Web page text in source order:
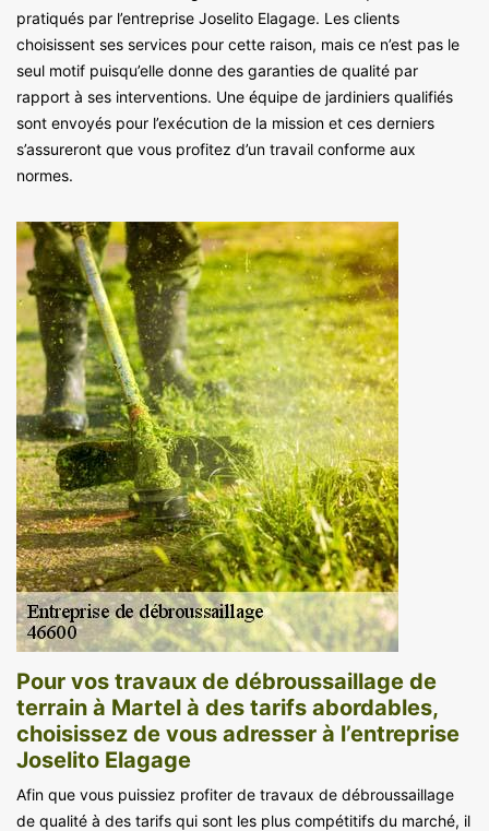
pratiqués par l’entreprise Joselito Elagage. Les clients
choisissent ses services pour cette raison, mais ce n’est pas le
seul motif puisqu’elle donne des garanties de qualité par
rapport à ses interventions. Une équipe de jardiniers qualifiés
sont envoyés pour l’exécution de la mission et ces derniers
s’assureront que vous profitez d’un travail conforme aux
normes.
Pour vos travaux de débroussaillage de
terrain à Martel à des tarifs abordables,
choisissez de vous adresser à l’entreprise
Joselito Elagage
Afin que vous puissiez profiter de travaux de débroussaillage
de qualité à des tarifs qui sont les plus compétitifs du marché, il